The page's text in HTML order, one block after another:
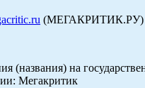
(МЕГАКРИТИК.РУ)
(названия) на
Мегакритик